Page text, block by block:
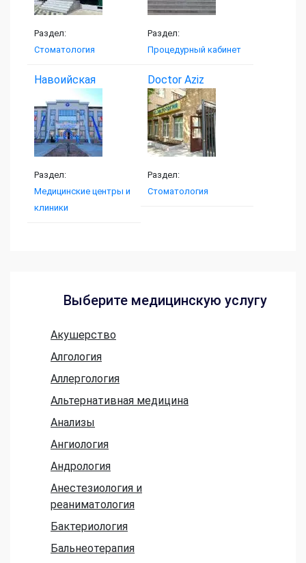
Раздел:
Стоматология
Раздел:
Процедурный кабинет
Навоийская
Семейная...
Раздел:
Медицинские центры и
клиники
Doctor Aziz
Раздел:
Стоматология
Выберите медицинскую услугу
Акушерство
Алгология
Аллергология
Альтернативная медицина
Анализы
Ангиология
Андрология
Анестезиология и
реаниматология
Бактериология
Бальнеотерапия